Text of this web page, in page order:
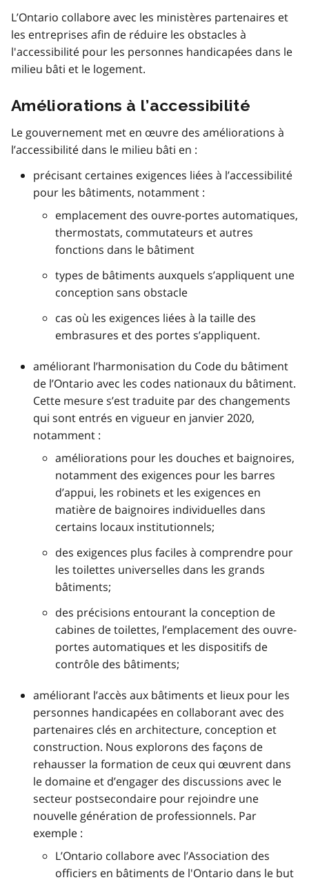
L’Ontario collabore avec les ministères partenaires et
les entreprises afin de réduire les obstacles à
l'accessibilité pour les personnes handicapées dans le
milieu bâti et le logement.
Améliorations à l’accessibilité
Le gouvernement met en œuvre des améliorations à
l’accessibilité dans le milieu bâti en :
précisant certaines exigences liées à l’accessibilité
pour les bâtiments, notamment :
emplacement des ouvre-portes automatiques,
thermostats, commutateurs et autres
fonctions dans le bâtiment
types de bâtiments auxquels s’appliquent une
conception sans obstacle
cas où les exigences liées à la taille des
embrasures et des portes s’appliquent.
améliorant l’harmonisation du Code du bâtiment
de l’Ontario avec les codes nationaux du bâtiment.
Cette mesure s’est traduite par des changements
qui sont entrés en vigueur en janvier 2020,
notamment :
améliorations pour les douches et baignoires,
notamment des exigences pour les barres
d’appui, les robinets et les exigences en
matière de baignoires individuelles dans
certains locaux institutionnels;
des exigences plus faciles à comprendre pour
les toilettes universelles dans les grands
bâtiments;
des précisions entourant la conception de
cabines de toilettes, l’emplacement des ouvre-
portes automatiques et les dispositifs de
contrôle des bâtiments;
améliorant l’accès aux bâtiments et lieux pour les
personnes handicapées en collaborant avec des
partenaires clés en architecture, conception et
construction. Nous explorons des façons de
rehausser la formation de ceux qui œuvrent dans
le domaine et d’engager des discussions avec le
secteur postsecondaire pour rejoindre une
nouvelle génération de professionnels. Par
exemple :
L’Ontario collabore avec l’Association des
officiers en bâtiments de l'Ontario dans le but